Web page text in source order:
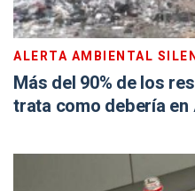
ALERTA AMBIENTAL
Más del 90% de los
trata como debería en